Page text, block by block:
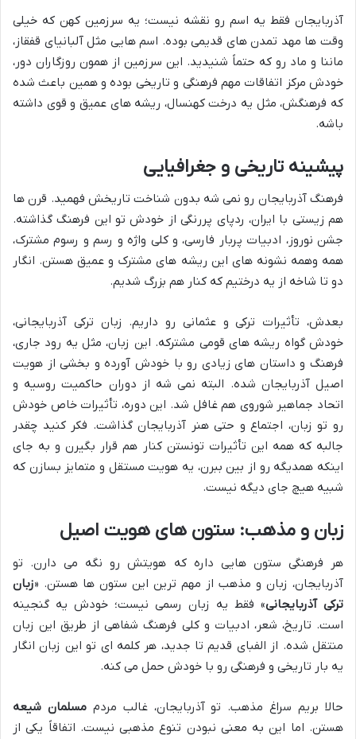
آذربایجان فقط یه اسم رو نقشه نیست؛ یه سرزمین کهن که خیلی
وقت ها مهد تمدن های قدیمی بوده. اسم هایی مثل آلبانیای قفقاز،
ماننا و ماد رو که حتماً شنیدید. این سرزمین از همون روزگاران دور،
خودش مرکز اتفاقات مهم فرهنگی و تاریخی بوده و همین باعث شده
که فرهنگش، مثل یه درخت کهنسال، ریشه های عمیق و قوی داشته
باشه.
پیشینه تاریخی و جغرافیایی
فرهنگ آذربایجان رو نمی شه بدون شناخت تاریخش فهمید. قرن ها
هم زیستی با ایران، ردپای پررنگی از خودش تو این فرهنگ گذاشته.
جشن نوروز، ادبیات پربار فارسی، و کلی واژه و رسم و رسوم مشترک،
همه وهمه نشونه های این ریشه های مشترک و عمیق هستن. انگار
دو تا شاخه از یه درختیم که کنار هم بزرگ شدیم.
بعدش، تأثیرات ترکی و عثمانی رو داریم. زبان ترکی آذربایجانی،
خودش گواه ریشه های قومی مشترکه. این زبان، مثل یه رود جاری،
فرهنگ و داستان های زیادی رو با خودش آورده و بخشی از هویت
اصیل آذربایجان شده. البته نمی شه از دوران حاکمیت روسیه و
اتحاد جماهیر شوروی هم غافل شد. این دوره، تأثیرات خاص خودش
رو تو زبان، اجتماع و حتی هنر آذربایجان گذاشت. فکر کنید چقدر
جالبه که همه این تأثیرات تونستن کنار هم قرار بگیرن و به جای
اینکه همدیگه رو از بین ببرن، یه هویت مستقل و متمایز بسازن که
شبیه هیچ جای دیگه نیست.
زبان و مذهب: ستون های هویت اصیل
هر فرهنگی ستون هایی داره که هویتش رو نگه می دارن. تو
آذربایجان، زبان و مذهب از مهم ترین این ستون ها هستن. «زبان
ترکی آذربایجانی» فقط یه زبان رسمی نیست؛ خودش یه گنجینه
است. تاریخ، شعر، ادبیات و کلی فرهنگ شفاهی از طریق این زبان
منتقل شده. از الفبای قدیم تا جدید، هر کلمه ای تو این زبان انگار
یه بار تاریخی و فرهنگی رو با خودش حمل می کنه.
حالا بریم سراغ مذهب. تو آذربایجان، غالب مردممسلمان شیعه
هستن. اما این به معنی نبودن تنوع مذهبی نیست. اتفاقاً یکی از